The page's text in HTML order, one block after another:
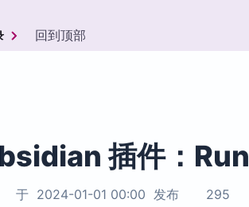
回到顶部
插件：Run
于 2024-01-01 00:00 发布 295